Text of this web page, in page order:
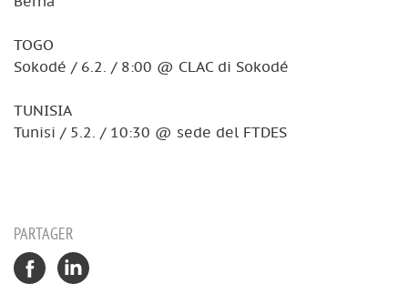
TOGO
Sokodé / 6.2. / 8:00 @ CLAC di Sokodé
TUNISIA
Tunisi / 5.2. / 10:30 @ sede del FTDES
PARTAGER